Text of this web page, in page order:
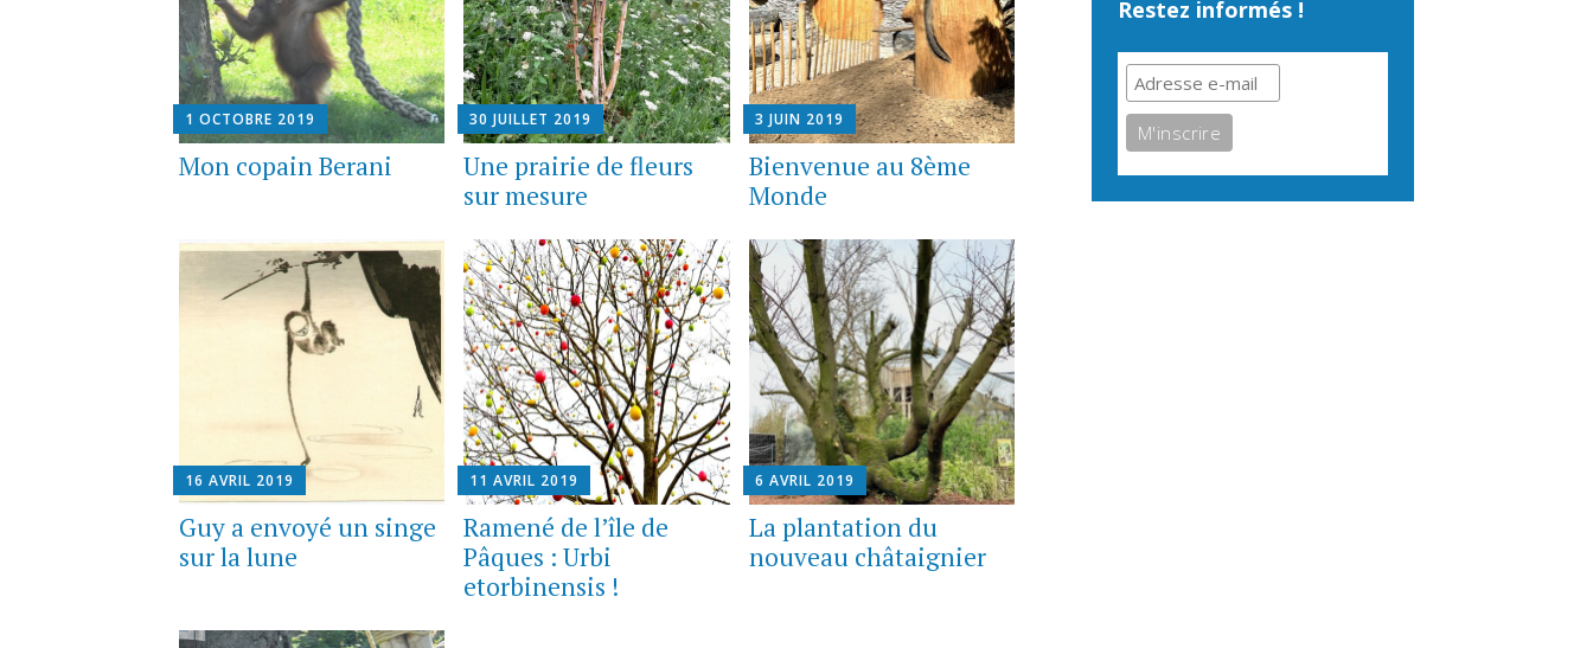
1 OCTOBRE 2019
Mon copain Berani
30 JUILLET 2019
Une prairie de fleurs
sur mesure
3 JUIN 2019
Bienvenue au 8ème
Monde
16 AVRIL 2019
Guy a envoyé un singe
sur la lune
11 AVRIL 2019
Ramené de l’île de
Pâques : Urbi
etorbinensis !
6 AVRIL 2019
La plantation du
nouveau châtaignier
Restez informés !